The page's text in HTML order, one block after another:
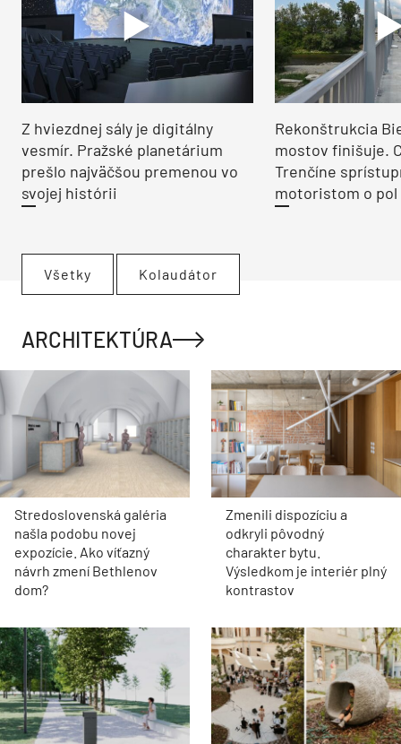
Z hviezdnej sály je digitálny
vesmír. Pražské planetárium
prešlo najväčšou premenou vo
svojej histórii
Rekonštrukcia
mostov finišuje.
Trenčíne
motoristom o pol
Všetky Kolaudátor
ARCHITEKTÚRA
Stredoslovenská galéria
našla podobu novej
expozície. Ako víťazný
návrh zmení Bethlenov
dom?
Zmenili dispozíciu a
odkryli pôvodný
charakter bytu.
Výsledkom je interiér plný
kontrastov